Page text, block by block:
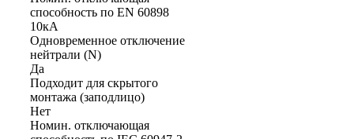
способность по EN 60898
10кА
Одновременное отключение
нейтрали (N)
Да
Подходит для скрытого
монтажа (заподлицо)
Нет
Номин. отключающая